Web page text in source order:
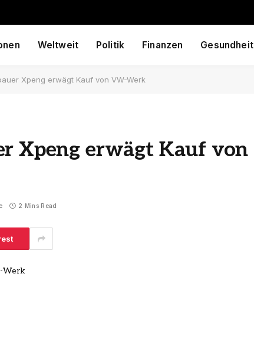
Weltweit Politik Finanzen Gesundheit
Xpeng erwägt Kauf von VW-Werk
Xpeng erwägt Kauf von
2 Mins Read